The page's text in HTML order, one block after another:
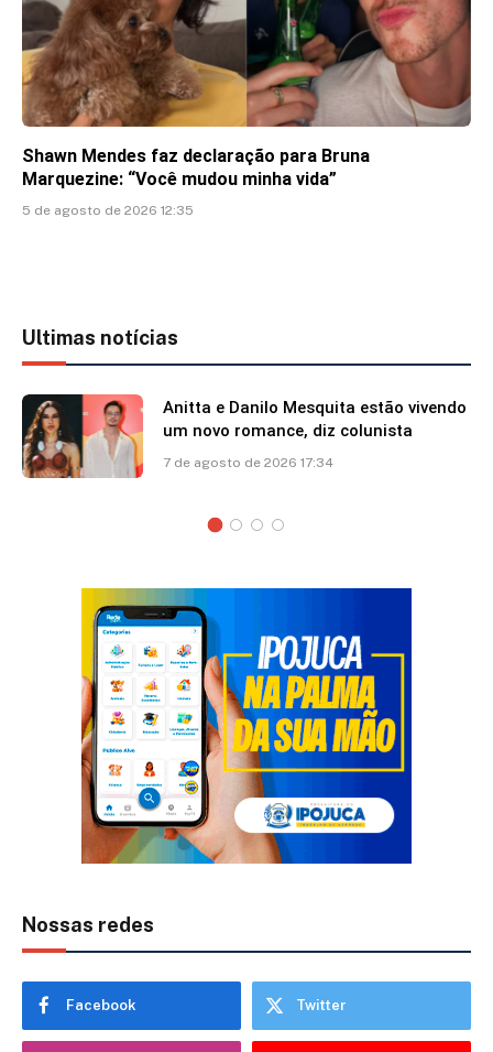
Shawn Mendes faz declaração para Bruna
Marquezine: “Você mudou minha vida”
5 de agosto de 2026 12:35
Ultimas notícias
Anitta e Danilo Mesquita estão vivendo
um novo romance, diz colunista
7 de agosto de 2026 17:34
Nossas redes
Facebook Twitter